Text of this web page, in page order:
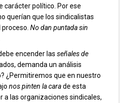
carácter político. Por ese
querían que los sindicalistas
No dan puntada sin
encender las señales de
demanda un análisis
¿Permitiremos que en nuestro
nos pinten la carade esta
a las organizaciones sindicales,